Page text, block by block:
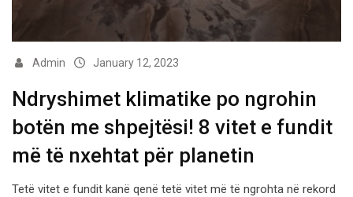
Admin January 12, 2023
​Ndryshimet klimatike po ngrohin
botën me shpejtësi! 8 vitet e fundit
më të nxehtat për planetin
Tetë vitet e fundit kanë qenë tetë vitet më të ngrohta në rekord